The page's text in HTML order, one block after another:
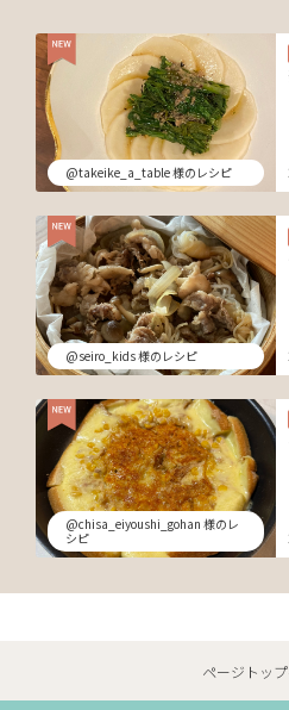
@takeike_a_table 様のレシピ
@seiro_kids 様のレシピ
@chisa_eiyoushi_gohan 様のレ
シピ
ページトッ